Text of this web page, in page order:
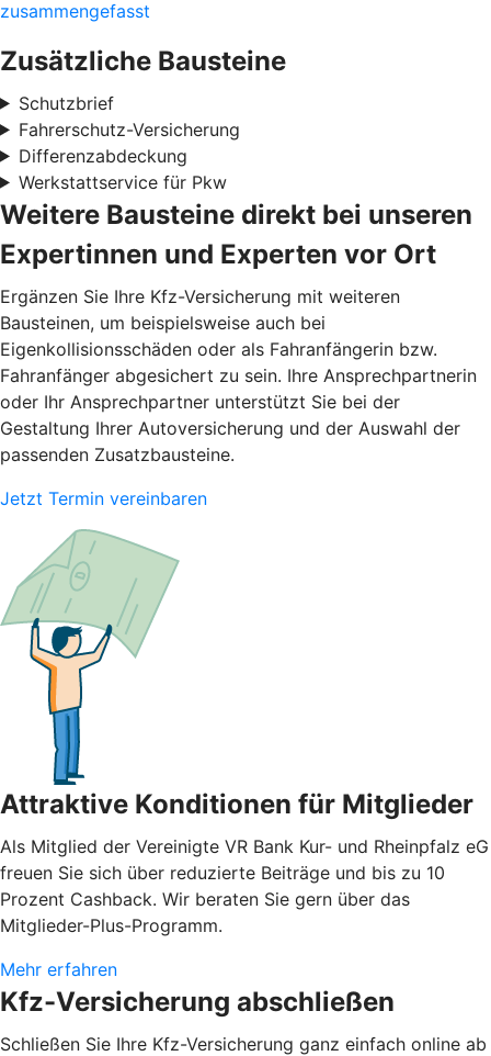
zusammengefasst
Zusätzliche Bausteine
Schutzbrief
Fahrerschutz-Versicherung
Differenzabdeckung
Werkstattservice für Pkw
Weitere Bausteine direkt bei unseren
Expertinnen und Experten vor Ort
Ergänzen Sie Ihre Kfz-Versicherung mit weiteren
Bausteinen, um beispielsweise auch bei
Eigenkollisionsschäden oder als Fahranfängerin bzw.
Fahranfänger abgesichert zu sein. Ihre Ansprechpartnerin
oder Ihr Ansprechpartner unterstützt Sie bei der
Gestaltung Ihrer Autoversicherung und der Auswahl der
passenden Zusatzbausteine.
Jetzt Termin vereinbaren
Attraktive Konditionen für Mitglieder
Als Mitglied der Vereinigte VR Bank Kur- und Rheinpfalz eG
freuen Sie sich über reduzierte Beiträge und bis zu 10
Prozent Cashback. Wir beraten Sie gern über das
Mitglieder-Plus-Programm.
Mehr erfahren
Kfz-Versicherung abschließen
Schließen Sie Ihre Kfz-Versicherung ganz einfach online ab